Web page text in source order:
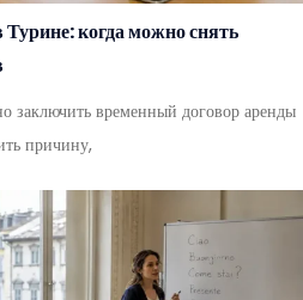
когда можно снять
заключить временный договор аренды
причину,